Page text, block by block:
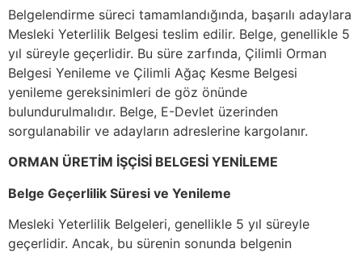
Belgelendirme süreci tamamlandığında, başarılı adaylara
Mesleki Yeterlilik Belgesi teslim edilir. Belge, genellikle 5
yıl süreyle geçerlidir. Bu süre zarfında, Çilimli Orman
Belgesi Yenileme ve Çilimli Ağaç Kesme Belgesi
yenileme gereksinimleri de göz önünde
bulundurulmalıdır. Belge, E-Devlet üzerinden
sorgulanabilir ve adayların adreslerine kargolanır.
ORMAN ÜRETİM İŞÇİSİ BELGESİ YENİLEME
Belge Geçerlilik Süresi ve Yenileme
Mesleki Yeterlilik Belgeleri, genellikle 5 yıl süreyle
geçerlidir. Ancak, bu sürenin sonunda belgenin